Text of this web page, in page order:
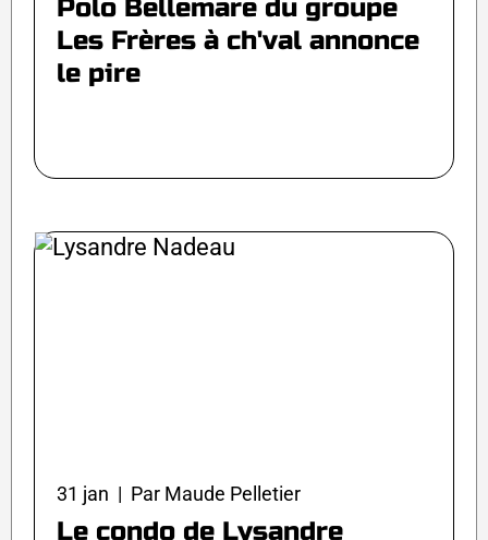
Polo Bellemare du groupe
Les Frères à ch'val annonce
le pire
31 jan | Par Maude Pelletier
Le condo de Lysandre